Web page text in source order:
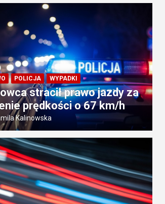
POLICJA WYPADKI
stracił prawo jazdy za
prędkości o 67 km/h
Kalinowska